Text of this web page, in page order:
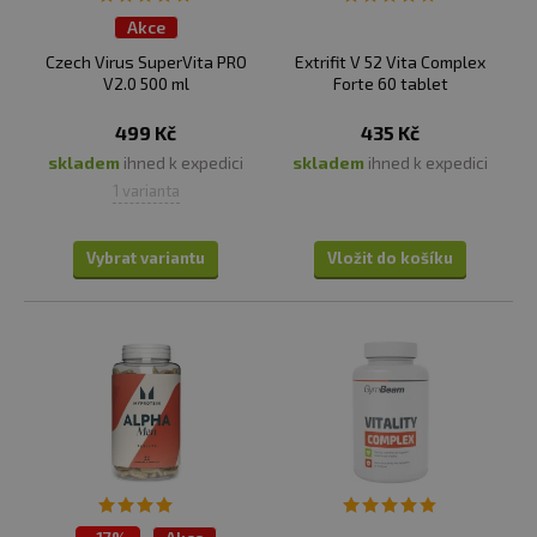
organizmu.
Obsahuje řádnou dávku důležitých
vitamínů, minerálů v chelátové vazbě
látky se řadí např.: Coenzyme Q10, Lutein, Cholin, Ženšen,
Zázvor, Ashwagandha, aj.. Nové složení je vhodné pro
vegany a je slazeno steviol-glykosidy.
JSOU MULTIVITAMÍNY VHODNÉ PRO VEGETARIÁNY
NEBO VEGANY?
Multivitamíny mohou být vhodným doplňkem pro
vegetariány a vegany, ale je důležité vybrat takový
Akce
Czech Virus SuperVita PRO
V2.0 500 ml
499 Kč
skladem ihned k expedici
1 varianta
Vybrat variantu
Extrifit V 52 Vita Complex
Forte 60 tablet
435 Kč
skladem ihned k expedici
Vložit do košíku